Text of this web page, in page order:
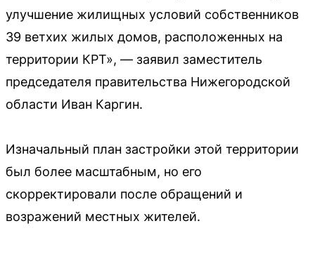
улучшение жилищных условий собственников
39 ветхих жилых домов, расположенных на
территории КРТ», — заявил заместитель
председателя правительства Нижегородской
области Иван Каргин.
Изначальный план застройки этой территории
был более масштабным, но его
скорректировали после обращений и
возражений местных жителей.